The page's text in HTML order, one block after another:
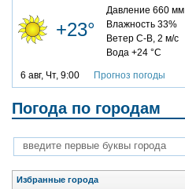
+23°
Давление 660 мм
Влажность 33%
Ветер С-В, 2 м/с
Вода +24 °C
6 авг, Чт, 9:00 Прогноз погоды
Погода по городам
Избранные города